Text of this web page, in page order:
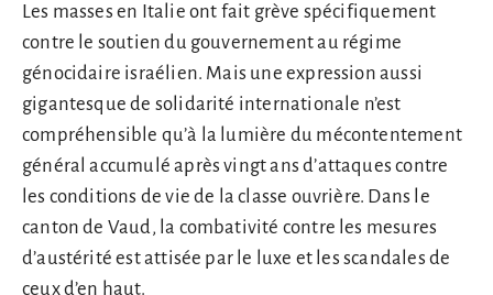
Les masses en Italie ont fait grève spécifiquement
contre le soutien du gouvernement au régime
génocidaire israélien. Mais une expression aussi
gigantesque de solidarité internationale n’est
compréhensible qu’à la lumière du mécontentement
général accumulé après vingt ans d’attaques contre
les conditions de vie de la classe ouvrière. Dans le
canton de Vaud, la combativité contre les mesures
d’austérité est attisée par le luxe et les scandales de
ceux d’en haut.